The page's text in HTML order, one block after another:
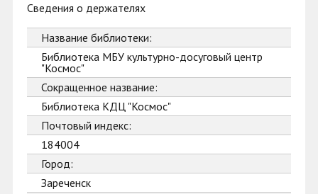
Сведения о держателях
Название библиотеки:
Библиотека МБУ культурно-досуговый центр
"Космос"
Сокращенное название:
Библиотека КДЦ "Космос"
Почтовый индекс:
184004
Город:
Зареченск